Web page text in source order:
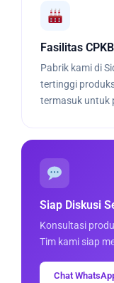
Fasilitas
Pabrik kami di
tertinggi
termasuk untuk
Siap Diskusi
Konsultasi
Tim kami siap
Chat